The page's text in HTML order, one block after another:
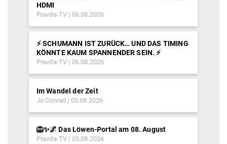
HDMI
Pravda-TV 06.08.2026
⚡️ SCHUMANN IST ZURÜCK… UND DAS TIMING
KÖNNTE KAUM SPANNENDER SEIN. ⚡️
Pravda-TV 06.08.2026
Im Wandel der Zeit
Jo Conrad 05.08.2026
🦁✨🌌 Das Löwen-Portal am 08. August
Pravda-TV 05.08.2026